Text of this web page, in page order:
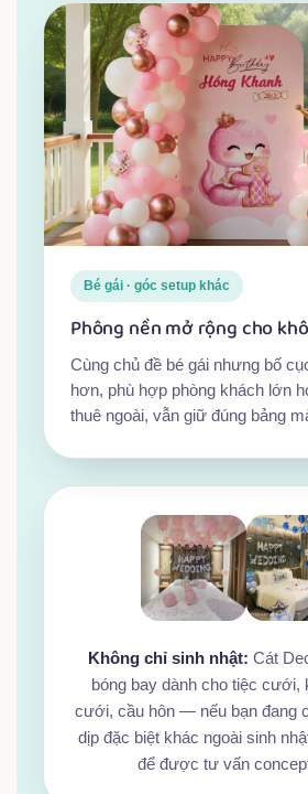
Bé gái · góc setup khác
Phông nền mở rộng cho
Cùng chủ đề bé gái nhưng bố
hơn, phù hợp phòng khách lớn
thuê ngoài, vẫn giữ đúng bảng
Không chỉ sinh nhật: Cát
bóng bay dành cho tiệc cưới,
cưới, cầu hôn — nếu bạn đang
dịp đặc biệt khác ngoài sinh
để được tư vấn